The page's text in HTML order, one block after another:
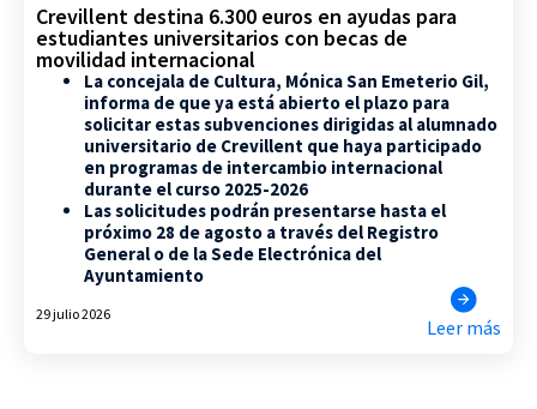
Crevillent destina 6.300 euros en ayudas para
estudiantes universitarios con becas de
movilidad internacional
La concejala de Cultura, Mónica San Emeterio Gil,
informa de que ya está abierto el plazo para
solicitar estas subvenciones dirigidas al alumnado
universitario de Crevillent que haya participado
en programas de intercambio internacional
durante el curso 2025-2026
Las solicitudes podrán presentarse hasta el
próximo 28 de agosto a través del Registro
General o de la Sede Electrónica del
Ayuntamiento
29 julio 2026
Leer más